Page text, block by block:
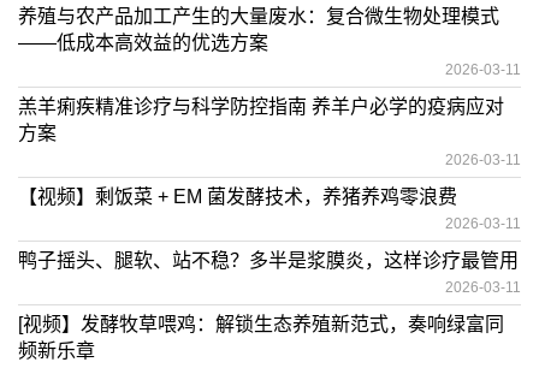
养殖与农产品加工产生的大量废水：复合微生物处理模式
——低成本高效益的优选方案
2026-03-11
羔羊痢疾精准诊疗与科学防控指南 养羊户必学的疫病应对
方案
2026-03-11
【视频】剩饭菜 + EM 菌发酵技术，养猪养鸡零浪费
2026-03-11
鸭子摇头、腿软、站不稳？多半是浆膜炎，这样诊疗最管用
2026-03-11
[视频】发酵牧草喂鸡：解锁生态养殖新范式，奏响绿富同
频新乐章